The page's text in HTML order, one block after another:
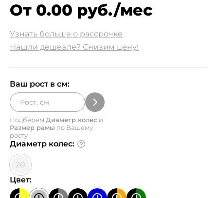
От 0.00 руб./мес
Узнать больше о рассрочке
Нашли дешевле? Снизим цену!
Ваш рост в см:
Подберём Диаметр колёс и
Размер рамы по Вашему
росту
Диаметр колес:
20
Цвет: